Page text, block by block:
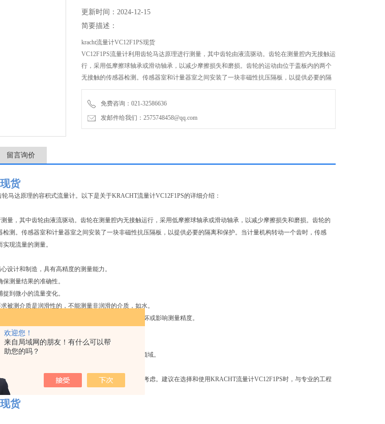
欢迎您！
来自局域网的朋友！有什么可以帮
助您的吗？
更新时间：2024-12-15
简要描述：
kracht流量计VC12F1PS现货
VC12F1PS流量计利用齿轮马达原理进行测量，其中齿轮由液流驱动。齿轮在测量腔内无接触运
行，采用低摩擦球轴承或滑动轴承，以减少摩擦损失和磨损。齿轮的运动由位于盖板内的两个
无接触的传感器检测。传感器室和计量器室之间安装了一块非磁性抗压隔板，以提供必要的隔
离和保护。当计量机构转动一个齿时，传感器发出一个信号，对应一个齿容量，从而实现流量
的测量。免费咨询：021-32586636
发邮件给我们：2575748458@qq.com
留言询价
货
马达原理的容积式流量计。以下是关于KRACHT流量计VC12F1PS的详细介绍：
量，其中齿轮由液流驱动。齿轮在测量腔内无接触运行，采用低摩擦球轴承或滑动轴承，以减少摩擦损失和磨损。齿轮的
测。传感器室和计量器室之间安装了一块非磁性抗压隔板，以提供必要的隔离和保护。当计量机构转动一个齿时，传感
现流量的测量。
设计和制造，具有高精度的测量能力。
测量结果的准确性。
到微小的流量变化。
被测介质是润滑性的，不能测量非润滑的介质，如水。
体介质中夹杂有固体颗粒，可能会对流量计造成损坏或影响测量精度。
质中夹杂有气体，也会引起测量误差。
流量的应用场景，特别是在需要高精度测量的工业领域。
润滑性液体的流量测量，如润滑油、燃料油等。
据实际的工艺要求、介质特性和用户需求进行综合考虑。建议在选择和使用KRACHT流量计VC12F1PS时，与专业的工程
货